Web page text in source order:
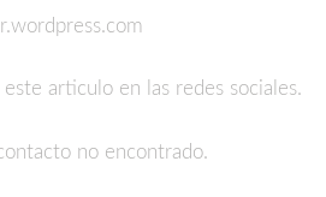
articulo en las redes sociales.
no encontrado.